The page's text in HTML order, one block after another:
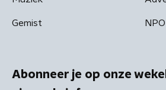
Gemist
Abonneer je op onze